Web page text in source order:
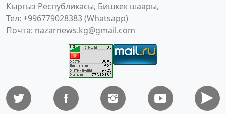
Кыргыз Республикасы, Бишкек шаары,
Тел: +996779028383 (Whatsapp)
Почта: nazarnews.kg@gmail.com